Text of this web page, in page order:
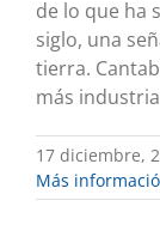
de lo que ha
siglo, una
tierra.
más
17 diciembre,
Más